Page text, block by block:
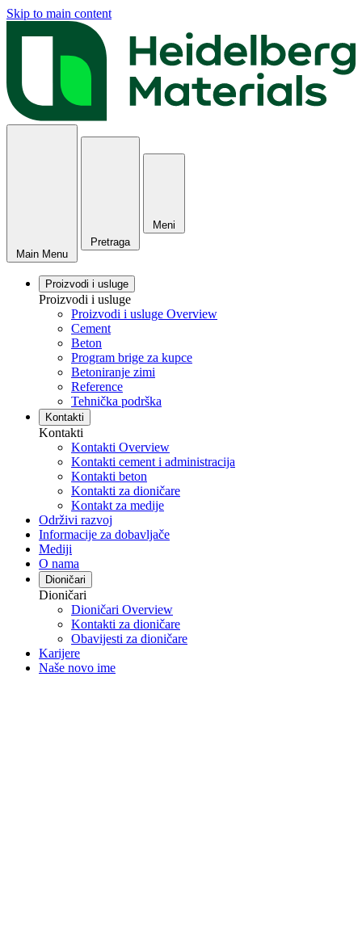
Skip to main content
Main Menu
Pretraga
Meni
Proizvodi i usluge
Proizvodi i usluge
Proizvodi i usluge Overview
Cement
Beton
Program brige za kupce
Betoniranje zimi
Reference
Tehnička podrška
Kontakti
Kontakti
Kontakti Overview
Kontakti cement i administracija
Kontakti beton
Kontakti za dioničare
Kontakt za medije
Održivi razvoj
Informacije za dobavljače
Mediji
O nama
Dioničari
Dioničari
Dioničari Overview
Kontakti za dioničare
Obavijesti za dioničare
Karijere
Naše novo ime